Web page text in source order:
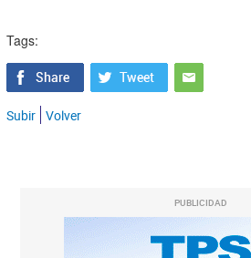
Tags:
Subir Volver
PUBLICIDAD